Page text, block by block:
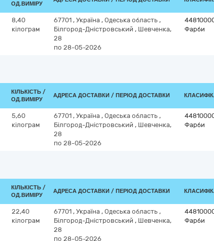
ОД.ВИМІРУ
8,40
кілограм
67701 , Україна , Одеська область ,
Білгород-Дністровський , Шевченка,
28
по 28-05-2026
Фарби
КІЛЬКІСТЬ /
ОД.ВИМІРУ
АДРЕСА ДОСТАВКИ / ПЕРІОД ДОСТАВКИ
5,60
кілограм
67701 , Україна , Одеська область ,
Білгород-Дністровський , Шевченка,
28
по 28-05-2026
Фарби
КІЛЬКІСТЬ /
ОД.ВИМІРУ
АДРЕСА ДОСТАВКИ / ПЕРІОД ДОСТАВКИ
22,40
кілограм
67701 , Україна , Одеська область ,
Білгород-Дністровський , Шевченка,
28
по 28-05-2026
Фарби